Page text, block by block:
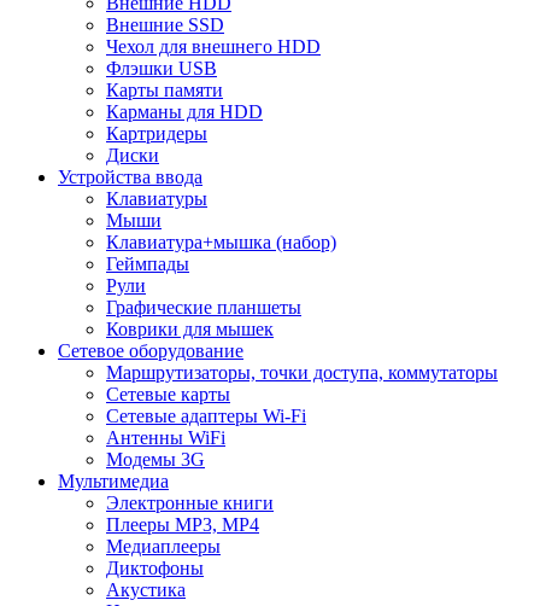
Внешние SSD
Чехол для внешнего HDD
Флэшки USB
Карты памяти
Карманы для HDD
Картридеры
Диски
Устройства ввода
Клавиатуры
Мыши
Клавиатура+мышка (набор)
Геймпады
Рули
Графические планшеты
Коврики для мышек
Сетевое оборудование
Маршрутизаторы, точки доступа, коммутаторы
Сетевые карты
Сетевые адаптеры Wi-Fi
Антенны WiFi
Модемы 3G
Мультимедиа
Электронные книги
Плееры MP3, MP4
Медиаплееры
Диктофоны
Акустика